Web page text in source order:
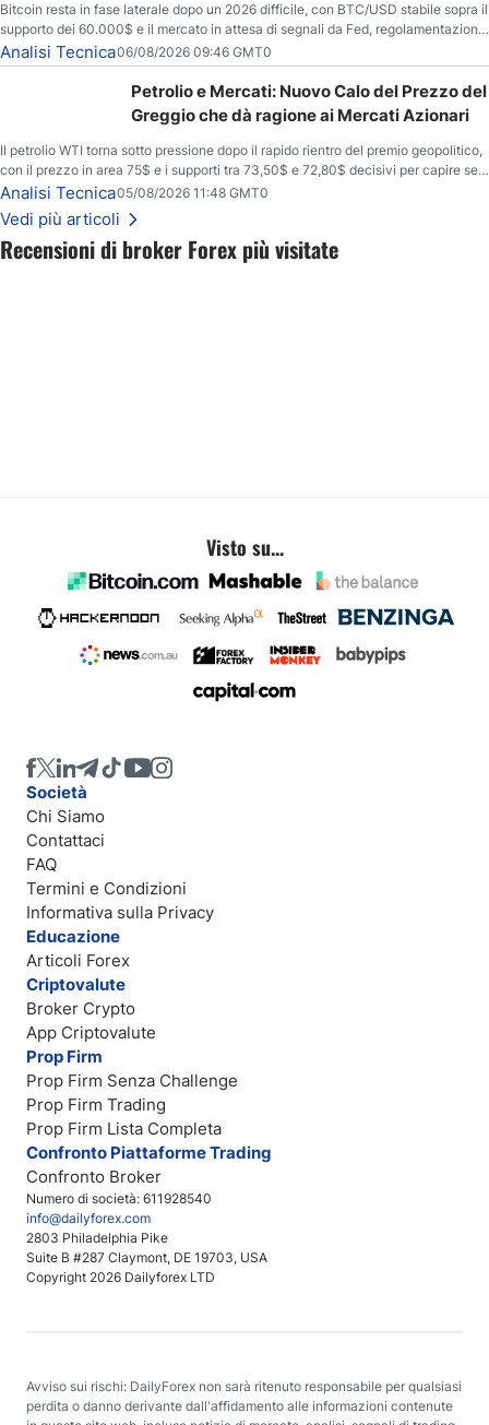
Recensioni di broker Forex più visitate
Bitcoin resta in fase laterale dopo un 2026 difficile, con BTC/USD stabile sopra il
supporto dei 60.000$ e il mercato in attesa di segnali da Fed, regolamentazione
USA ed elezioni di medio termine.
Analisi Tecnica06/08/2026 09:46 GMT0
Petrolio e Mercati: Nuovo Calo del Prezzo del
Greggio che dà ragione ai Mercati Azionari
Il petrolio WTI torna sotto pressione dopo il rapido rientro del premio geopolitico,
con il prezzo in area 75$ e i supporti tra 73,50$ e 72,80$ decisivi per capire se il
ribasso potrà estendersi verso quota 70$.
Analisi Tecnica05/08/2026 11:48 GMT0
Vedi più articoli
Visto su...
Numero di società: 611928540
info@dailyforex.com
2803 Philadelphia Pike
Suite B #287 Claymont, DE 19703, USA
Copyright 2026 Dailyforex LTD
Società
Chi Siamo
Contattaci
FAQ
Termini e Condizioni
Informativa sulla Privacy
Educazione
Articoli Forex
Criptovalute
Broker Crypto
App Criptovalute
Prop Firm
Prop Firm Senza Challenge
Prop Firm Trading
Prop Firm Lista Completa
Confronto Piattaforme Trading
Confronto Broker
Avviso sui rischi: DailyForex non sarà ritenuto responsabile per qualsiasi
perdita o danno derivante dall'affidamento alle informazioni contenute